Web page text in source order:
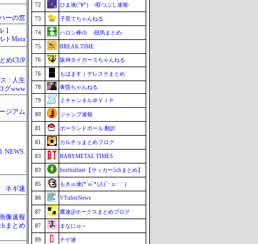
ーの窓
]
トMeta
めCUP
: 人生
グwww
ジアム
NEWS.
ネギ速
像速報
まとめ
72 ひま速(°∀°) -暇つぶし速報-
73 子育てちゃんねる
74 ハロン棒ch -競馬まとめ-
75 BREAK TIME
76 阪神タイガースちゃんねる
76 もばます｜デレステまとめ
78 黄昏ちゃんねる
79 Ｚチャンネル＠ＶＩＰ
80 ジャンプ速報
81 ポーランドボール 翻訳
81 カルチョまとめブログ
83 BABYMETAL TIMES
83 footballnet【サッカー5chまとめ】
85 もきゅ速(*´ω`*)人(´･ェ･｀)
86 VTuberNews
87 鷹速@ホークスまとめブログ
87 まなにゅ～
89 チゲ速